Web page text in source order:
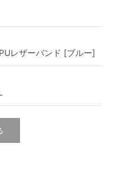
レザーバンド [ブルー]